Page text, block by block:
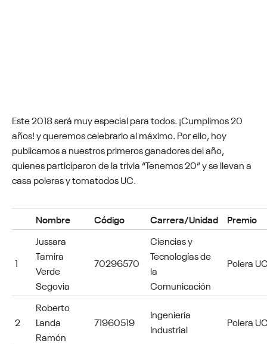
Este 2018 será muy especial para todos. ¡Cumplimos 20
años! y queremos celebrarlo al máximo. Por ello, hoy
publicamos a nuestros primeros ganadores del año,
quienes participaron de la trivia “Tenemos 20” y se llevan a
casa poleras y tomatodos UC.
Nombre Código Carrera/Unidad Premio
1
Jussara
Tamira
Verde
Segovia
70296570
Ciencias y
Tecnologías de
la
Comunicación
Polera
2
Roberto
Landa
Ramón
71960519
Ingeniería
Industrial
Polera